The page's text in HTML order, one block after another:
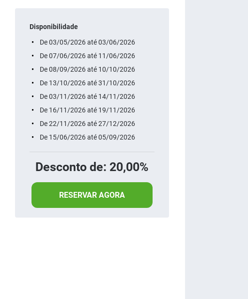
Disponibilidade
De 03/05/2026 até 03/06/2026
De 07/06/2026 até 11/06/2026
De 08/09/2026 até 10/10/2026
De 13/10/2026 até 31/10/2026
De 03/11/2026 até 14/11/2026
De 16/11/2026 até 19/11/2026
De 22/11/2026 até 27/12/2026
De 15/06/2026 até 05/09/2026
Desconto de: 20,00%
RESERVAR AGORA